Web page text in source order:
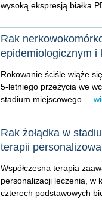
wysoką ekspresją białka
Rak
epidemiologicznym i
Rokowanie ściśle wiąże
5-letniego przeżycia we
stadium miejscowego ...
Rak żołądka w
terapii
Współczesna terapia
personalizacji leczenia, w
czterech podstawowych